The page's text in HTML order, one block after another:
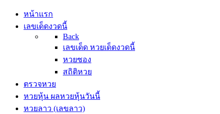
หน้าแรก
เลขเด็ดงวดนี้
Back
เลขเด็ด หวยเด็ดงวดนี้
หวยซอง
สถิติหวย
ตรวจหวย
หวยหุ้น ผลหวยหุ้นวันนี้
หวยลาว (เลขลาว)